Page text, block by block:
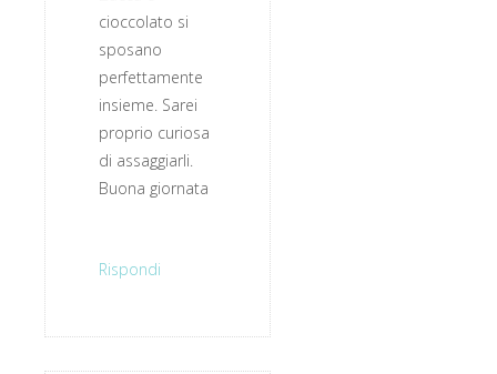
cioccolato si
sposano
perfettamente
insieme. Sarei
proprio curiosa
di assaggiarli.
Buona giornata
Rispondi